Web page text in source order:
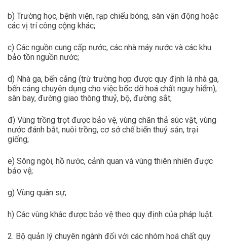
b) Trường học, bệnh viện, rạp chiếu bóng, sân vận động hoặc
các vị trí công cộng khác;
c) Các nguồn cung cấp nước, các nhà máy nước và các khu
bảo tồn nguồn nước;
d) Nhà ga, bến cảng (trừ trường hợp được quy định là nhà ga,
bến cảng chuyên dụng cho việc bốc dỡ hoá chất nguy hiểm),
sân bay, đường giao thông thuỷ, bộ, đường sắt;
đ) Vùng trồng trọt được bảo vệ, vùng chăn thả súc vật, vùng
nước đánh bắt, nuôi trồng, cơ sở chế biến thuỷ sản, trại
giống;
e) Sông ngòi, hồ nước, cảnh quan và vùng thiên nhiên được
bảo vệ;
g) Vùng quân sự;
h) Các vùng khác được bảo vệ theo quy định của pháp luật.
2. Bộ quản lý chuyên ngành đối với các nhóm hoá chất quy